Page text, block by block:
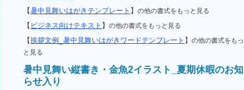
【暑中見舞いはがきテンプレート 】 の他の書式をもっと見る
【 ビジネス向けテキスト 】 の他の書式をもっと見る
【挨拶文例_暑中見舞いはがきワードテンプレート 】 の他の書式をもっ
と見る
暑中見舞い縦書き・金魚2イラスト_夏期休暇のお知
らせ入り